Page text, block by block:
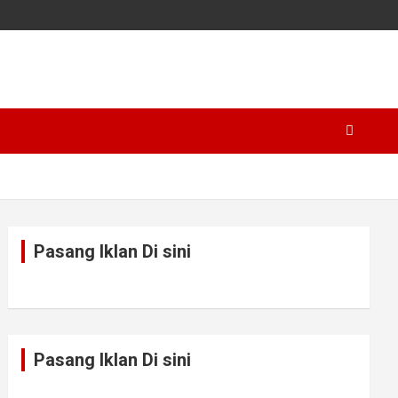
Pasang Iklan Di sini
Pasang Iklan Di sini